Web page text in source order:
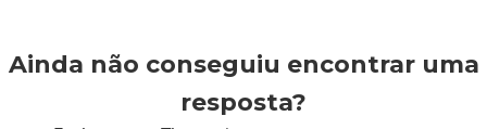
Ainda não conseguiu encontrar uma
resposta?